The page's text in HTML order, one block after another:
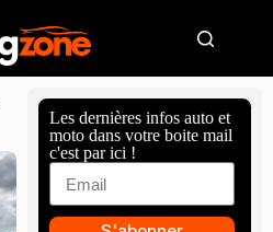
Les dernières infos auto et
moto dans votre boite mail
c'est par ici !